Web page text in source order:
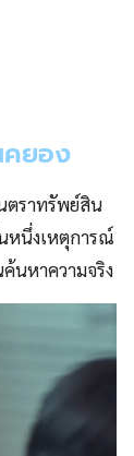
ยอง
ตราทรัพย์สิน
หนึ่งเหตุการณ์
นหาความจริง